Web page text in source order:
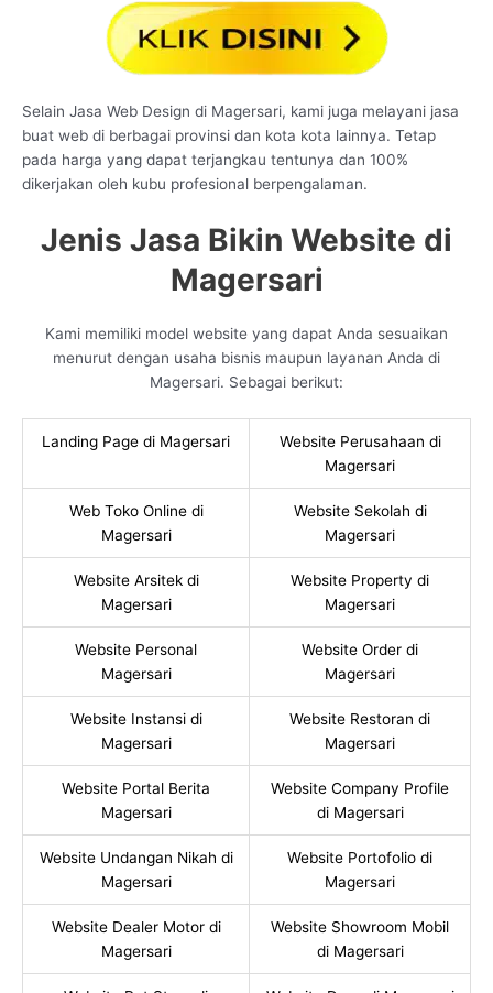
Selain Jasa Web Design di Magersari, kami juga melayani jasa
buat web di berbagai provinsi dan kota kota lainnya. Tetap
pada harga yang dapat terjangkau tentunya dan 100%
dikerjakan oleh kubu profesional berpengalaman.
Jenis Jasa Bikin Website di
Magersari
Kami memiliki model website yang dapat Anda sesuaikan
menurut dengan usaha bisnis maupun layanan Anda di
Magersari. Sebagai berikut:
Landing Page di Magersari
Website Perusahaan di
Magersari
Web Toko Online di
Magersari
Website Sekolah di
Magersari
Website Arsitek di
Magersari
Website Property di
Magersari
Website Personal
Magersari
Website Order di
Magersari
Website Instansi di
Magersari
Website Restoran di
Magersari
Website Portal Berita
Magersari
Website Company Profile
di Magersari
Website Undangan Nikah di
Magersari
Website Portofolio di
Magersari
Website Dealer Motor di
Magersari
Website Showroom Mobil
di Magersari